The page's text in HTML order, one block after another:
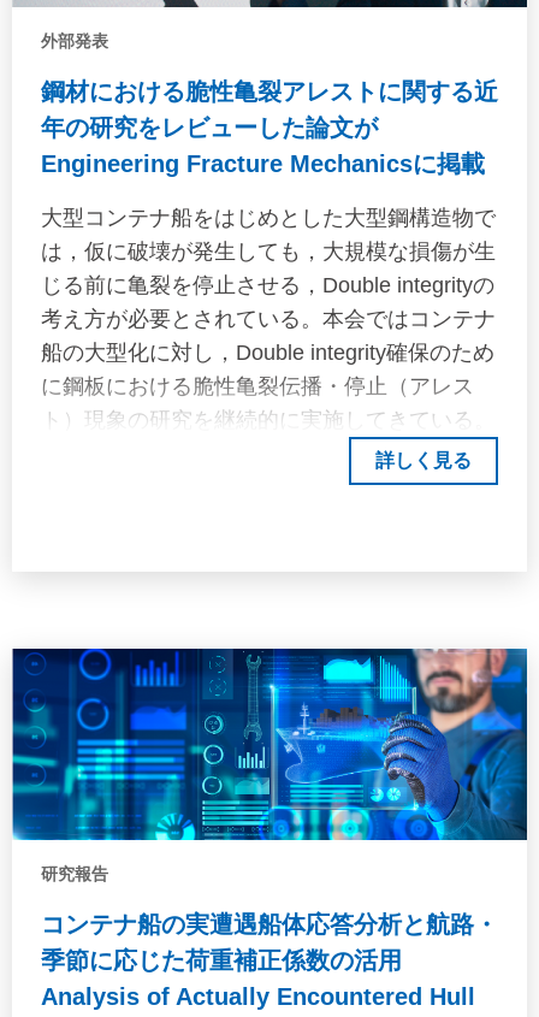
外部発表
鋼材における脆性亀裂アレストに関する近
年の研究をレビューした論文が
Engineering Fracture Mechanicsに掲載
大型コンテナ船をはじめとした大型鋼構造物で
は，仮に破壊が発生しても，大規模な損傷が生
じる前に亀裂を停止させる，Double integrityの
考え方が必要とされている。本会ではコンテナ
船の大型化に対し，Double integrity確保のため
に鋼板における脆性亀裂伝播・停止（アレス
ト）現象の研究を継続的に実施してきている。
これらの成果はIACS UR S33の開発等，コンテ
ナ船の健全性向上に貢献する取り組みに活かさ
何がわかってきたのか明らかにした。
詳しく見る
研究報告
コンテナ船の実遭遇船体応答分析と航路・
季節に応じた荷重補正係数の活用
Analysis of Actually Encountered Hull